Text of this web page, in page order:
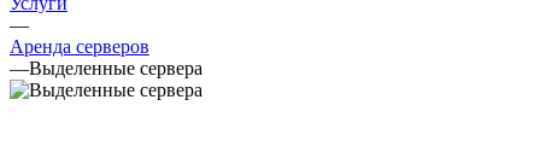
—
Аренда серверов
—Выделенные сервера